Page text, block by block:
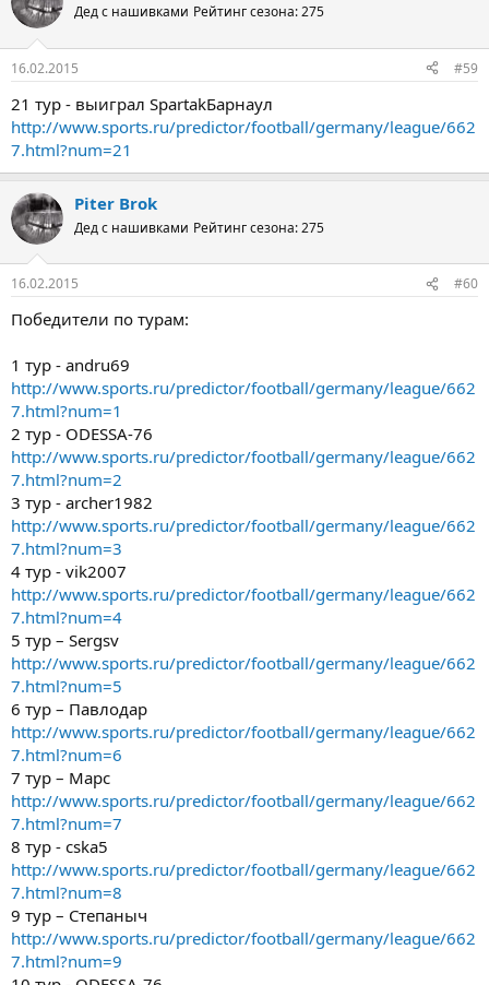
Дед с нашивками Рейтинг сезона: 275
16.02.2015 #59
21 тур - выиграл SpartakБарнаул
http://www.sports.ru/predictor/football/germany/league/662
7.html?num=21
Piter Brok
Дед с нашивками Рейтинг сезона: 275
16.02.2015 #60
Победители по турам:
1 тур - andru69
http://www.sports.ru/predictor/football/germany/league/662
7.html?num=1
2 тур - ODESSA-76
http://www.sports.ru/predictor/football/germany/league/662
7.html?num=2
3 тур - archer1982
http://www.sports.ru/predictor/football/germany/league/662
7.html?num=3
4 тур - vik2007
http://www.sports.ru/predictor/football/germany/league/662
7.html?num=4
5 тур – Sergsv
http://www.sports.ru/predictor/football/germany/league/662
7.html?num=5
6 тур – Павлодар
http://www.sports.ru/predictor/football/germany/league/662
7.html?num=6
7 тур – Марс
http://www.sports.ru/predictor/football/germany/league/662
7.html?num=7
8 тур - cska5
http://www.sports.ru/predictor/football/germany/league/662
7.html?num=8
9 тур – Степаныч
http://www.sports.ru/predictor/football/germany/league/662
7.html?num=9